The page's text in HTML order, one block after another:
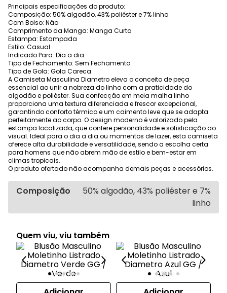
Principais especificações do produto:
Composição: 50% algodão, 43% poliéster e 7% linho
Com Bolso: Não
Comprimento da Manga: Manga Curta
Estampa: Estampada
Estilo: Casual
Indicado Para: Dia a dia
Tipo de Fechamento: Sem Fechamento
Tipo de Gola: Gola Careca
A Camiseta Masculina Diametro eleva o conceito de peça
essencial ao unir a nobreza do linho com a praticidade do
algodão e poliéster. Sua confecção em meia malha linho
proporciona uma textura diferenciada e frescor excepcional,
garantindo conforto térmico e um caimento leve que se adapta
perfeitamente ao corpo. O design moderno é valorizado pela
estampa localizada, que confere personalidade e sofisticação ao
visual. Ideal para o dia a dia ou momentos de lazer, esta camiseta
oferece alta durabilidade e versatilidade, sendo a escolha certa
para homens que não abrem mão de estilo e bem-estar em
climas tropicais.
O produto ofertado não acompanha demais peças e acessórios.
Composição
50% algodão, 43% poliéster e 7%
linho
Quem viu, viu também